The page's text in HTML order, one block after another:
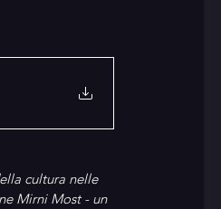
cultura nelle
Mirni Most - un